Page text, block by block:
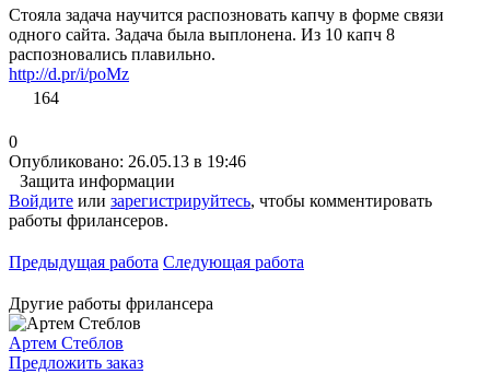
Стояла задача научится распозновать капчу в форме связи
одного сайта. Задача была выплонена. Из 10 капч 8
распозновались плавильно.
http://d.pr/i/poMz
164
0
Опубликовано: 26.05.13 в 19:46
Защита информации
Войдите или зарегистрируйтесь, чтобы комментировать
работы фрилансеров.
Предыдущая работа Следующая работа
Другие работы фрилансера
Артем Стеблов
Предложить заказ